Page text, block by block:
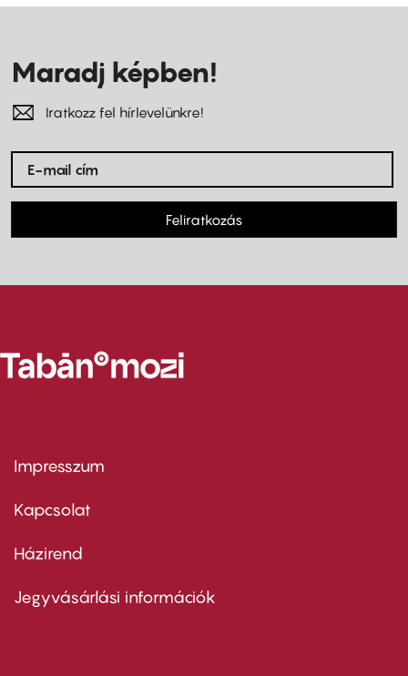
Maradj képben!
Iratkozz fel hírlevelünkre!
Feliratkozás
Footer
first
Impresszum
Kapcsolat
Footer
second
Házirend
Jegyvásárlási információk